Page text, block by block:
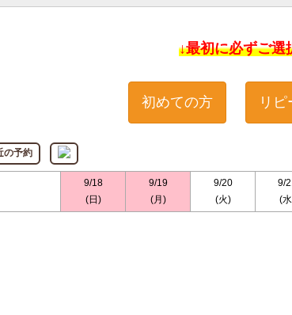
↓最初に必ずご選
初めての方 リ
の予約
9/18
(日)
9/19
(月)
9/20
(火)
9/
(